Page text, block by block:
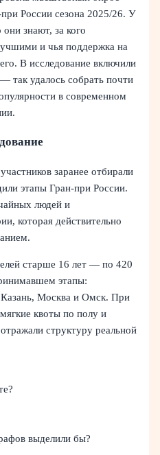
при России сезона 2025/26. У
знают, за кого
и чья поддержка на
В исследование включили
так удалось собрать почти
в современном
заранее отбирали
этапы Гран-при России.
людей и
которая действительно
старше 16 лет — по 420
этапы:
Москва и Омск. При
квоты по полу и
структуру реальной
выделили бы?